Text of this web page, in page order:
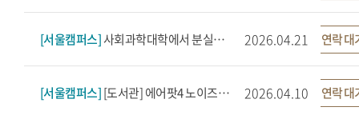
[서울캠퍼스]사회과학대학에서 분실한 보조배터리(초록)와 삼성 충전기, 갤럭시 버즈 3프로(핑크)를 찾습니다. 2026.04.21 연락 대
[서울캠퍼스][도서관] 에어팟4 노이즈캔슬링 '몽라구~2' 초록색 반투명 실리콘 케이스 2026.04.10 연락 대